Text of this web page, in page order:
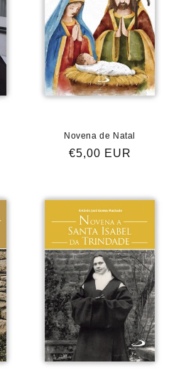
Novena de Natal
Preço
€5,00 EUR